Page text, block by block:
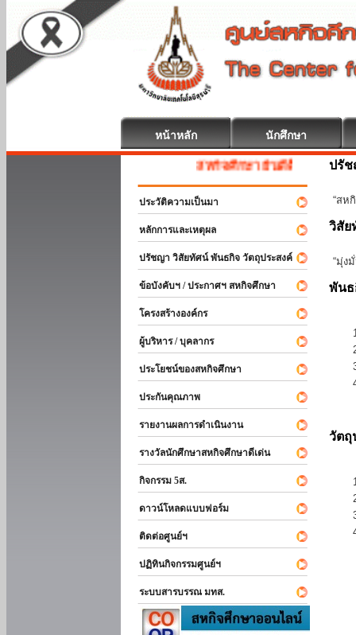
หน้าหลัก นักศึกษา
สหกิจศึกษา ยินดีต้อนรับ
ประวัติความเป็นมา
หลักการและเหตุผล
ปรัชญา วิสัยทัศน์ พันธกิจ วัตถุประสงค์
ข้อบังคับฯ / ประกาศฯ สหกิจศึกษา
โครงสร้างองค์กร
ผู้บริหาร / บุคลากร
ประโยชน์ของสหกิจศึกษา
ประกันคุณภาพ
รายงานผลการดำเนินงาน
รางวัลนักศึกษาสหกิจศึกษาดีเด่น
กิจกรรม 5ส.
ดาวน์โหลดแบบฟอร์ม
ติดต่อศูนย์ฯ
ปฏิทินกิจกรรมศูนย์ฯ
ระบบสารบรรณ มทส.
ปรั
“สห
วิสัย
“มุ่ง
พัน
วัตถุ